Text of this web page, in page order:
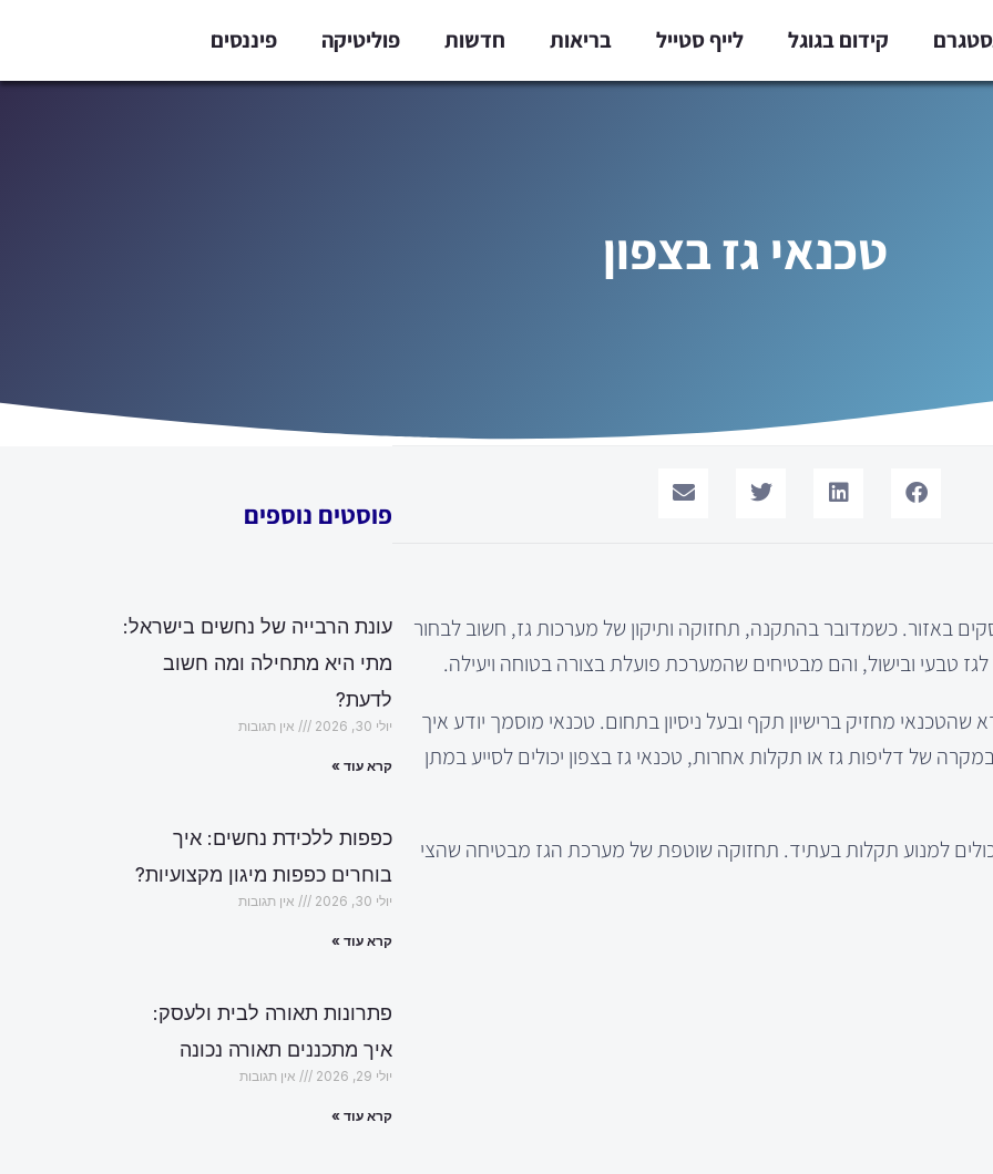
קידום בגוגל לייף סטייל בריאות חדשות פוליטיקה פיננסים
טכנאי גז בצפון
באזור. כשמדובר בהתקנה, תחזוקה ותיקון של מערכות גז, חשוב לבחור
טבעי ובישול, והם מבטיחים שהמערכת פועלת בצורה בטוחה ויעילה.
מחזיק ברישיון תקף ובעל ניסיון בתחום. טכנאי מוסמך יודע איך
של דליפות גז או תקלות אחרות, טכנאי גז בצפון יכולים לסייע במתן
למנוע תקלות בעתיד. תחזוקה שוטפת של מערכת הגז מבטיחה שהצי
פוסטים נוספים
עונת הרבייה של נחשים בישראל:
מתי היא מתחילה ומה חשוב
לדעת?
יולי 30, 2026 אין תגובות
קרא עוד »
כפפות ללכידת נחשים: איך
בוחרים כפפות מיגון מקצועיות?
יולי 30, 2026 אין תגובות
קרא עוד »
פתרונות תאורה לבית ולעסק:
איך מתכננים תאורה נכונה
יולי 29, 2026 אין תגובות
קרא עוד »